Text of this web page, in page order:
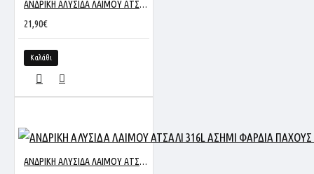
ΑΝΔΡΙΚΗ ΑΛΥΣΙΔΑ ΛΑΙΜΟΥ ΑΤΣΑΛΙ 316L ΜΑΥΡΗ ΦΑΡΔΙΑ ΠΑΧΟΥΣ 6MM ΚΑΙ ΜΗΚΟΥΣ 60CM SC209
21,90€
Καλάθι
ΑΝΔΡΙΚΗ ΑΛΥΣΙΔΑ ΛΑΙΜΟΥ ΑΤΣΑΛΙ 316L ΑΣΗΜΙ ΦΑΡΔΙΑ ΠΑΧΟΥΣ 7MM ΚΑΙ ΜΗΚΟΥΣ 60CM SC38